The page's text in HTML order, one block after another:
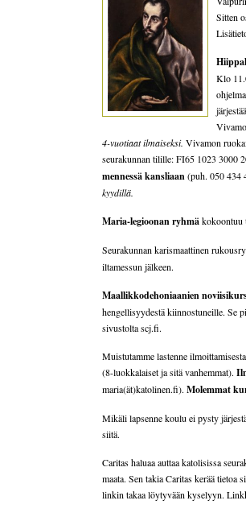
Sitten
Klo
järjestää
4-vuotiaat ilmaiseksi. Vivamon
seurakunnan tilille: FI65 1023 3000
mennessä kansliaan(puh. 050 434
kyydillä.
Maria-legioonan ryhmäkokoontuu
Seurakunnan karismaattinen
iltamessun jälkeen.
Maallikkodehoniaanien
hengellisyydestä kiinnostuneille. Se
sivustolta scj.fi.
Muistutamme lastenne
(8-luokkalaiset ja sitä vanhemmat).
maria(ät)katolinen.fi). Molemmat
Mikäli lapsenne koulu ei pysty
siitä.
Caritas haluaa auttaa katolisissa
maata. Sen takia Caritas kerää tietoa
linkin takaa löytyvään kyselyyn.